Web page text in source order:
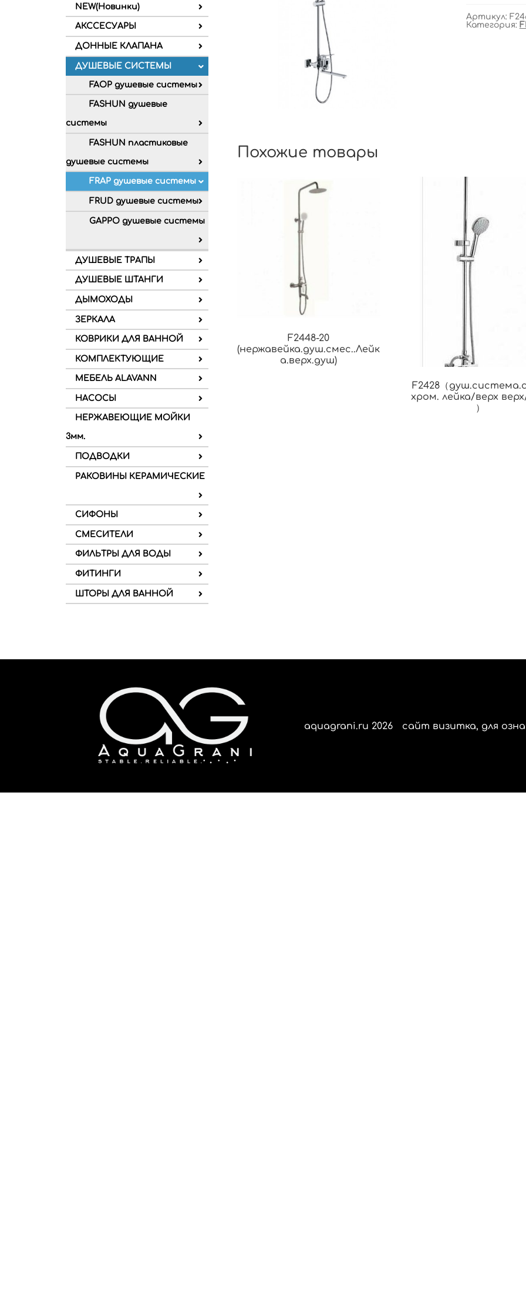
NEW(Новинки)
АКССЕСУАРЫ
ДОННЫЕ КЛАПАНА
ДУШЕВЫЕ СИСТЕМЫ
FAOP душевые системы
FASHUN душевые
системы
FASHUN пластиковые
душевые системы
FRAP душевые системы
FRUD душевые системы
GAPPO душевые системы
ДУШЕВЫЕ ТРАПЫ
ДУШЕВЫЕ ШТАНГИ
ДЫМОХОДЫ
ЗЕРКАЛА
КОВРИКИ ДЛЯ ВАННОЙ
КОМПЛЕКТУЮЩИЕ
МЕБЕЛЬ ALAVANN
НАСОСЫ
НЕРЖАВЕЮЩИЕ МОЙКИ
3мм.
ПОДВОДКИ
РАКОВИНЫ КЕРАМИЧЕСКИЕ
СИФОНЫ
СМЕСИТЕЛИ
ФИЛЬТРЫ ДЛЯ ВОДЫ
ФИТИНГИ
ШТОРЫ ДЛЯ ВАННОЙ
Артикул:
Категория:
Похожие товары
F2448-20
(нержавейка.душ.смес..Лейк
а.верх.душ)
F2428（
хром. лейка/верх
）
aquagrani.ru 2026 сайт визитка, для